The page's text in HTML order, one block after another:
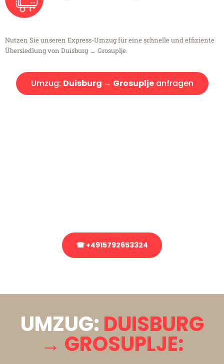
Nutzen Sie unseren Express-Umzug für eine schnelle und effiziente
Übersiedlung von Duisburg → Grosuplje.
Umzug: Duisburg → Grosupljeanfragen
☎ +4915792653324
UMZUG: DUISBURG
→ GROSUPLJE: